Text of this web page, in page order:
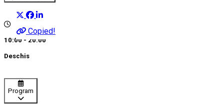
Copied!
10:00 - 20:00
Deschis
Program